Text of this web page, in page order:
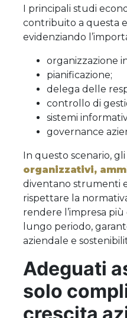
I principali studi
contribuito a questa
evidenziando
organizzazione
pianificazione;
delega delle
controllo di
sistemi
governance
In questo scenario, gli
organizzativi,
diventano strumenti
rispettare la
rendere l’impresa
lungo periodo,
aziendale e
Adeguati
solo